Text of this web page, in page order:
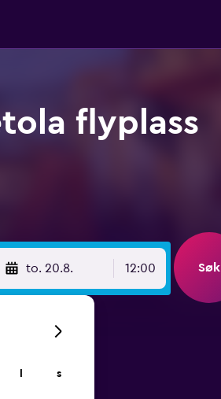
flyplass
to. 20.8. 12:00 Søk
s